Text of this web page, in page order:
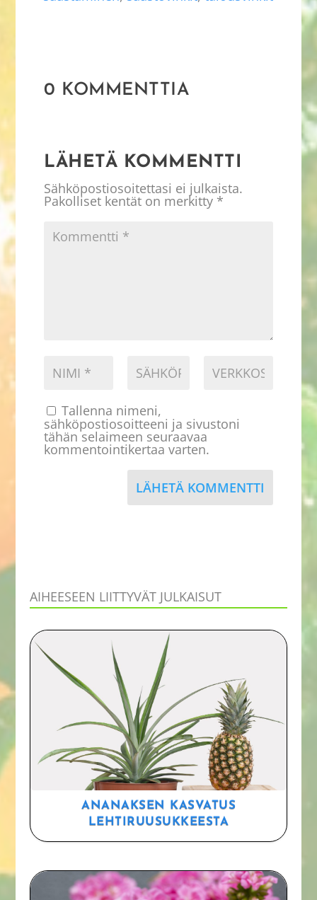
0 KOMMENTTIA
LÄHETÄ KOMMENTTI
Sähköpostiosoitettasi ei julkaista.
Pakolliset kentät on merkitty *
Tallenna nimeni,
sähköpostiosoitteeni ja sivustoni
tähän selaimeen seuraavaa
kommentointikertaa varten.
LÄHETÄ KOMMENTTI
AIHEESEEN LIITTYVÄT JULKAISUT
ANANAKSEN KASVATUS
LEHTIRUUSUKKEESTA